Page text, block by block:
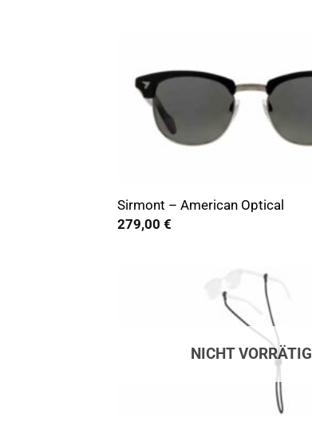
Sirmont – American Optical
279,00 €
NICHT VORRÄTIG